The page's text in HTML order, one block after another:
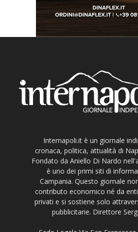
Internapoli.it è un giornale
cronaca, politica, attualità di
Fondato da Aniello Di Nardo
è uno dei primi siti di
Campania. Questo giornale
contributo economico né da
privati e si sostiene solo
pubblicitarie. Direttore